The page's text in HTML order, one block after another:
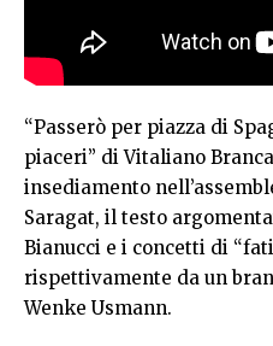
“Passerò per piazza di
piaceri” di Vitaliano
insediamento
Saragat, il testo
Bianucci e i concetti di
rispettivamente da un
Wenke Usmann.